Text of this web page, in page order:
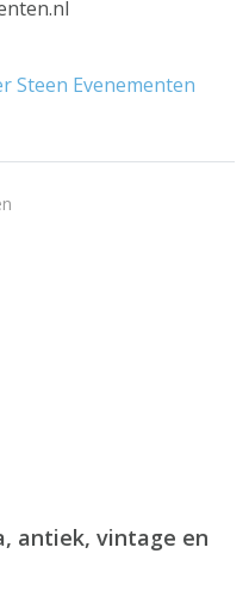
Steen Evenementen
antiek, vintage en